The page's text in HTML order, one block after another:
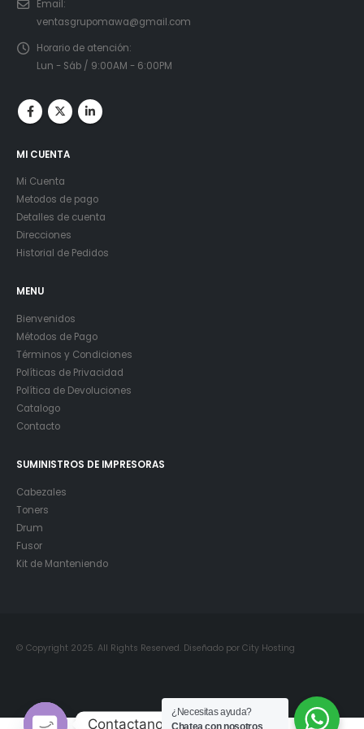
Email:
ventasgrupomawa@gmail.com
Horario de atención:
Lun - Sáb / 9:00AM - 6:00PM
MI CUENTA
Mi Cuenta
Metodos de pago
Detalles de cuenta
Direcciones
Historial de Pedidos
MENU
Bienvenidos
Métodos de Pago
Términos y Condiciones
Políticas de Privacidad
Política de Devoluciones
Catalogo
Contacto
SUMINISTROS DE IMPRESORAS
Cabezales
Toners
Drum
Fusor
Kit de Manteniendo
© Copyright 2025. All Rights Reserved. Diseñado por City Hosting
¿Necesitas ayuda?
Chatea con nosotros
Contactanos